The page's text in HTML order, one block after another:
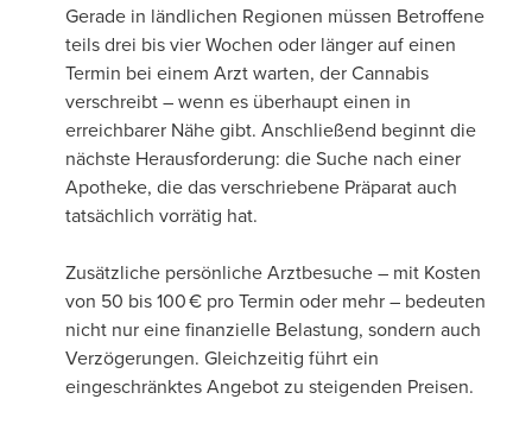
Gerade in ländlichen Regionen müssen Betroffene
teils drei bis vier Wochen oder länger auf einen
Termin bei einem Arzt warten, der Cannabis
verschreibt – wenn es überhaupt einen in
erreichbarer Nähe gibt. Anschließend beginnt die
nächste Herausforderung: die Suche nach einer
Apotheke, die das verschriebene Präparat auch
tatsächlich vorrätig hat.
Zusätzliche persönliche Arztbesuche – mit Kosten
von 50 bis 100 € pro Termin oder mehr – bedeuten
nicht nur eine finanzielle Belastung, sondern auch
Verzögerungen. Gleichzeitig führt ein
eingeschränktes Angebot zu steigenden Preisen.